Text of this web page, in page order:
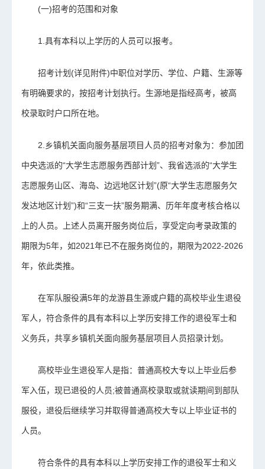
(一)招考的范围和对象
1.具有本科以上学历的人员可以报考。
招考计划(详见附件)中职位对学历、学位、户籍、生源等
有明确要求的，按招考计划执行。生源地是指经高考，被高
校录取时户口所在地。
2.乡镇机关面向服务基层项目人员的招考对象为：参加团
中央选派的“大学生志愿服务西部计划”、我省选派的“大学生
志愿服务山区、海岛、边远地区计划”(原“大学生志愿服务欠
发达地区计划”)和“三支一扶”服务期满、历年年度考核合格以
上的人员。上述人员离开服务岗位后，享受定向考录政策的
期限为5年，如2021年已不在服务岗位的，期限为2022-2026
年，依此类推。
在军队服役满5年的龙游县生源或户籍的高校毕业生退役
军人，符合条件的具有本科以上学历安排工作的退役军士和
义务兵，共享乡镇机关面向服务基层项目人员招录计划。
高校毕业生退役军人是指：普通高校大专以上毕业后参
军入伍，现已退役的人员;被普通高校录取或就读期间到部队
服役，退役后继续学习并取得普通高校大专以上毕业证书的
人员。
符合条件的具有本科以上学历安排工作的退役军士和义